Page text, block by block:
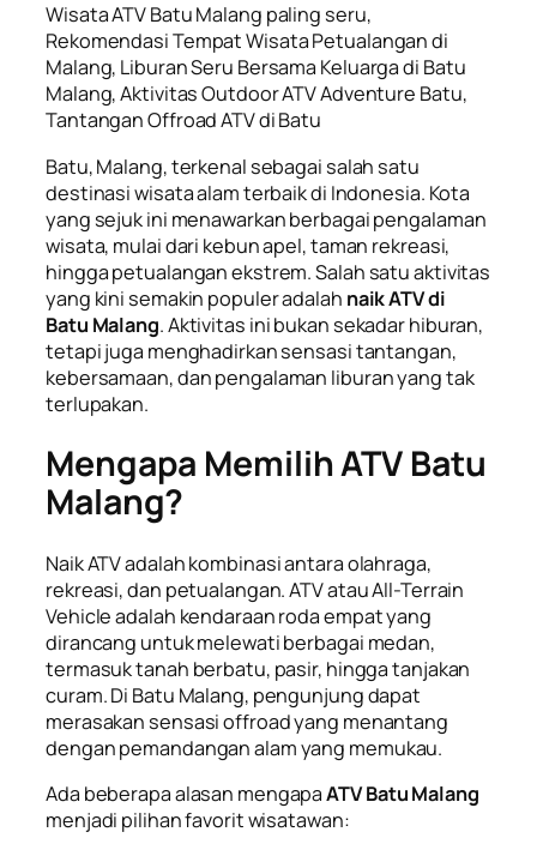
Wisata ATV Batu Malang paling seru,
Rekomendasi Tempat Wisata Petualangan di
Malang, Liburan Seru Bersama Keluarga di Batu
Malang, Aktivitas Outdoor ATV Adventure Batu,
Tantangan Offroad ATV di Batu
Batu, Malang, terkenal sebagai salah satu
destinasi wisata alam terbaik di Indonesia. Kota
yang sejuk ini menawarkan berbagai pengalaman
wisata, mulai dari kebun apel, taman rekreasi,
hingga petualangan ekstrem. Salah satu aktivitas
yang kini semakin populer adalah naik ATV di
Batu Malang. Aktivitas ini bukan sekadar hiburan,
tetapi juga menghadirkan sensasi tantangan,
kebersamaan, dan pengalaman liburan yang tak
terlupakan.
Mengapa Memilih ATV Batu
Malang?
Naik ATV adalah kombinasi antara olahraga,
rekreasi, dan petualangan. ATV atau All-Terrain
Vehicle adalah kendaraan roda empat yang
dirancang untuk melewati berbagai medan,
termasuk tanah berbatu, pasir, hingga tanjakan
curam. Di Batu Malang, pengunjung dapat
merasakan sensasi offroad yang menantang
dengan pemandangan alam yang memukau.
Ada beberapa alasan mengapaATV Batu Malang
menjadi pilihan favorit wisatawan: